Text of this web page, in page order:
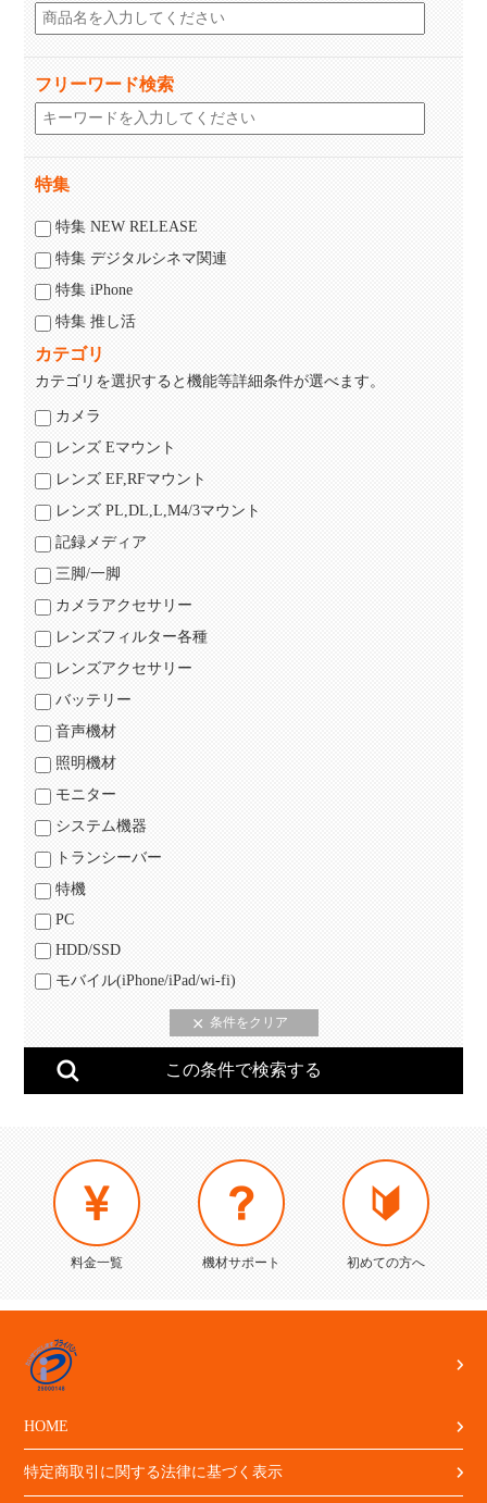
フリーワード検索
特集
特集 NEW RELEASE
特集 デジタルシネマ関連
特集 iPhone
特集 推し活
カテゴリ
カテゴリを選択すると機能等詳細条件が選べます。
カメラ
レンズ Eマウント
レンズ EF,RFマウント
レンズ PL,DL,L,M4/3マウント
記録メディア
三脚/一脚
カメラアクセサリー
レンズフィルター各種
レンズアクセサリー
バッテリー
音声機材
照明機材
モニター
システム機器
トランシーバー
特機
PC
HDD/SSD
モバイル(iPhone/iPad/wi-fi)
料金一覧 機材サポート 初めての方へ
HOME
特定商取引に関する法律に基づく表示